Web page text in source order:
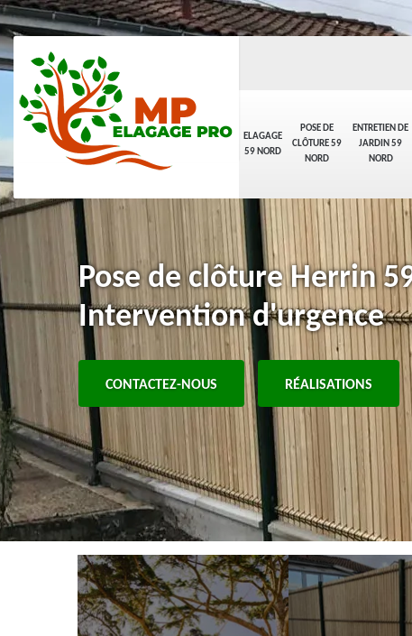
ELAGAGE
59 NORD
POSE DE
CLÔTURE 59
NORD
ENTRETIEN DE
JARDIN 59
NORD
Pose de clôture Herrin
Intervention d'urgence
CONTACTEZ-NOUS RÉALISATIONS